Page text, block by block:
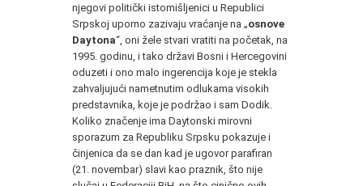
njegovi politički istomišljenici u Republici
Srpskoj uporno zazivaju vraćanje na „osnove
Daytona“, oni žele stvari vratiti na početak, na
1995. godinu, i tako državi Bosni i Hercegovini
oduzeti i ono malo ingerencija koje je stekla
zahvaljujući nametnutim odlukama visokih
predstavnika, koje je podržao i sam Dodik.
Koliko značenje ima Daytonski mirovni
sporazum za Republiku Srpsku pokazuje i
činjenica da se dan kad je ugovor parafiran
(21. novembar) slavi kao praznik, što nije